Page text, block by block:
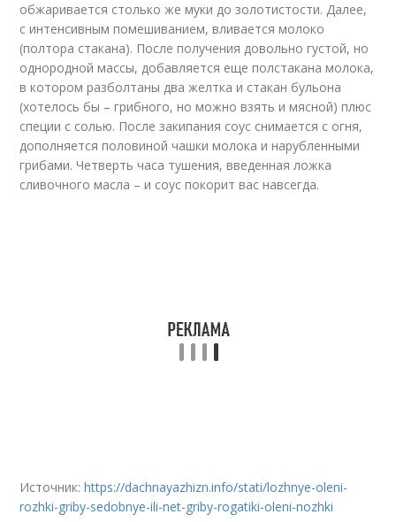
обжаривается столько же муки до золотистости. Далее,
с интенсивным помешиванием, вливается молоко
(полтора стакана). После получения довольно густой, но
однородной массы, добавляется еще полстакана молока,
в котором разболтаны два желтка и стакан бульона
(хотелось бы – грибного, но можно взять и мясной) плюс
специи с солью. После закипания соус снимается с огня,
дополняется половиной чашки молока и нарубленными
грибами. Четверть часа тушения, введенная ложка
сливочного масла – и соус покорит вас навсегда.
Источник:https://dachnayazhizn.info/stati/lozhnye-oleni-
rozhki-griby-sedobnye-ili-net-griby-rogatiki-oleni-nozhki